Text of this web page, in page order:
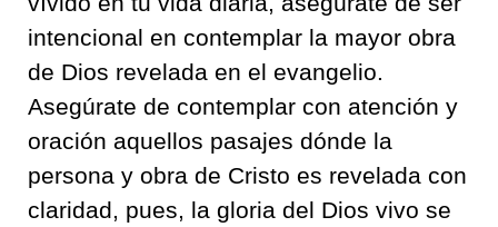
intencional en contemplar la mayor obra
de Dios revelada en el evangelio.
Asegúrate de contemplar con atención y
oración aquellos pasajes dónde la
persona y obra de Cristo es revelada con
claridad, pues, la gloria del Dios vivo se